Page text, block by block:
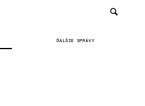
ĎALŠIE SPRÁVY